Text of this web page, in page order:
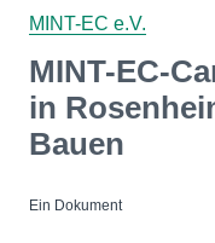
MINT-EC e.V.
MINT-EC-
in
Bauen
Ein Dokument